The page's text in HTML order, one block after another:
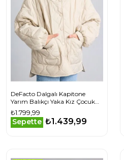
DeFacto Dalgalı Kapitone
Yarım Balıkçı Yaka Kız Çocuk
Mont
₺1.799,99
Sepette ₺1.439,99